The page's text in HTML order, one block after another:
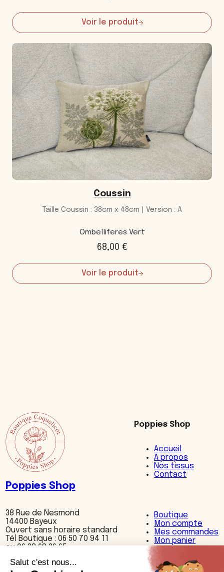
Voir le produit
:
Chemin
de
table
Coussin
Taille Coussin : 38cm x 48cm | Version : A
Ombelliferes Vert
68,00 €
Voir le produit
:
Coussin
Poppies Shop
38 Rue de Nesmond
14400 Bayeux
Ouvert sans horaire standard
Tél Boutique : 06 50 70 94 11
ou 06 38 68 36 65
Poppies Shop
Accueil
A propos
Nos tissus
Contact
Boutique
Mon compte
Mes commandes
Mon panier